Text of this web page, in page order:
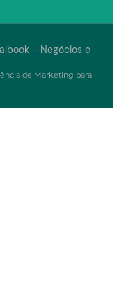
- Negócios e
de Marketing para